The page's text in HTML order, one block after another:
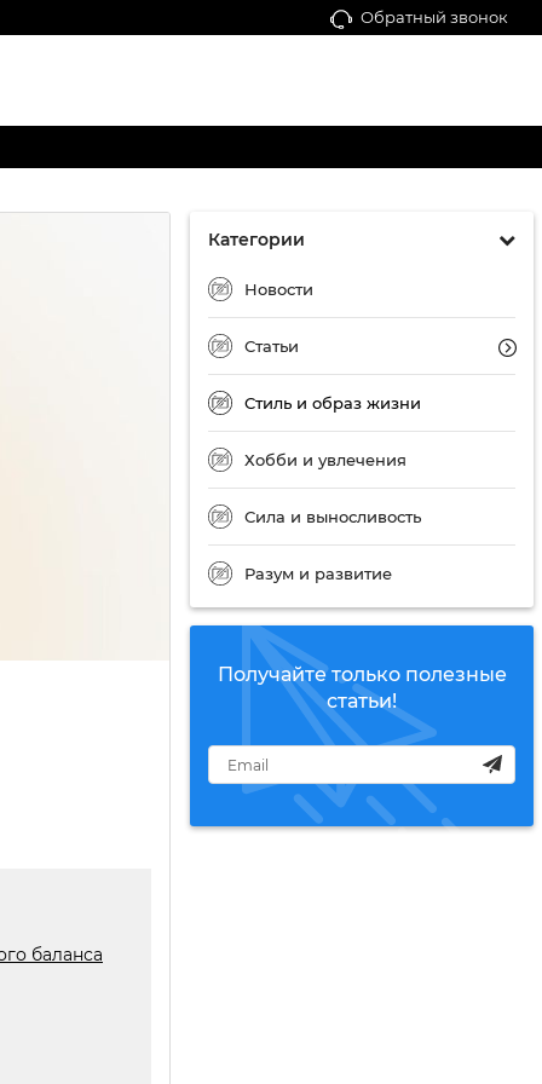
Обратный звонок
Категории
Новости
Статьи
Стиль и образ жизни
Хобби и увлечения
Сила и выносливость
Разум и развитие
Получайте только полезные
статьи!
баланса